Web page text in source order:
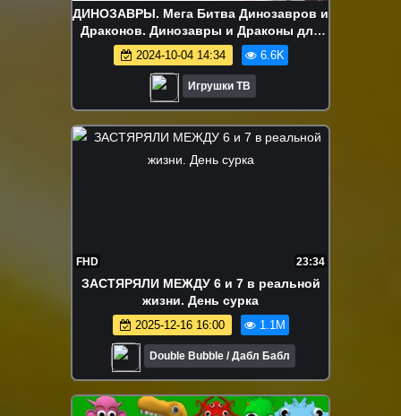
ДИНОЗАВРЫ. Мега Битва Динозавров и
Драконов. Динозавры и Драконы для
детей Игрушки ТВ
2024-10-04 14:34 6.6K
Игрушки ТВ
FHD 23:34
ЗАСТЯРЯЛИ МЕЖДУ 6 и 7 в реальной
жизни. День сурка
2025-12-16 16:00 1.1M
Double Bubble / Дабл Бабл